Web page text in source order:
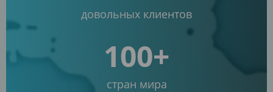
довольных клиентов
100+
стран мира